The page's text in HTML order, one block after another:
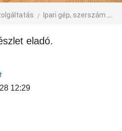
Ipari gép, szerszám
eladó.
12:29